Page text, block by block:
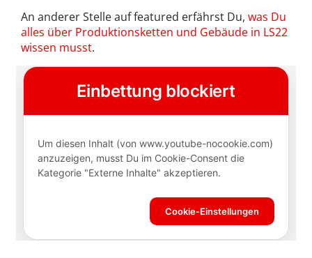
An anderer Stelle auf featured erfährst Du, was Du
alles über Produktionsketten und Gebäude in LS22
wissen musst.